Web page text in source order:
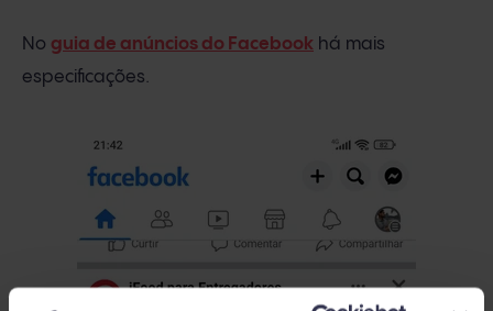
No guia de anúncios do Facebook há mais
especificações.